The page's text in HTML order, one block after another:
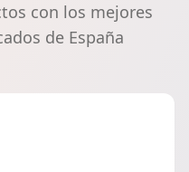
con los mejores
de España